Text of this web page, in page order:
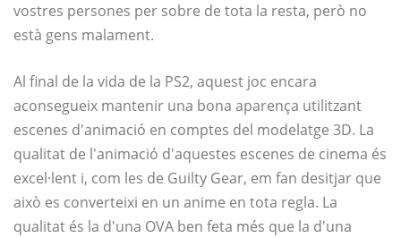
vostres persones per sobre de tota la resta, però no
està gens malament.
Al final de la vida de la PS2, aquest joc encara
aconsegueix mantenir una bona aparença utilitzant
escenes d'animació en comptes del modelatge 3D. La
qualitat de l'animació d'aquestes escenes de cinema és
excel·lent i, com les de Guilty Gear, em fan desitjar que
això es converteixi en un anime en tota regla. La
qualitat és la d'una OVA ben feta més que la d'una